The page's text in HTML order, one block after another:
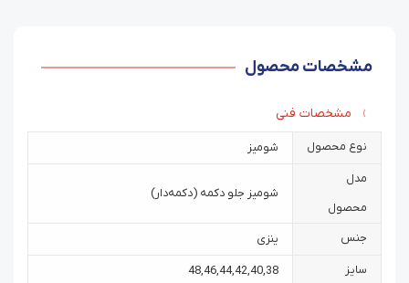
مشخصات محصول
مشخصات فنی
نوع محصول شومیز
مدل
محصول
شومیز جلو دکمه (دکمه‌دار)
جنس ینزی
سایز 38
,
40
,
42
,
44
,
46
,
48